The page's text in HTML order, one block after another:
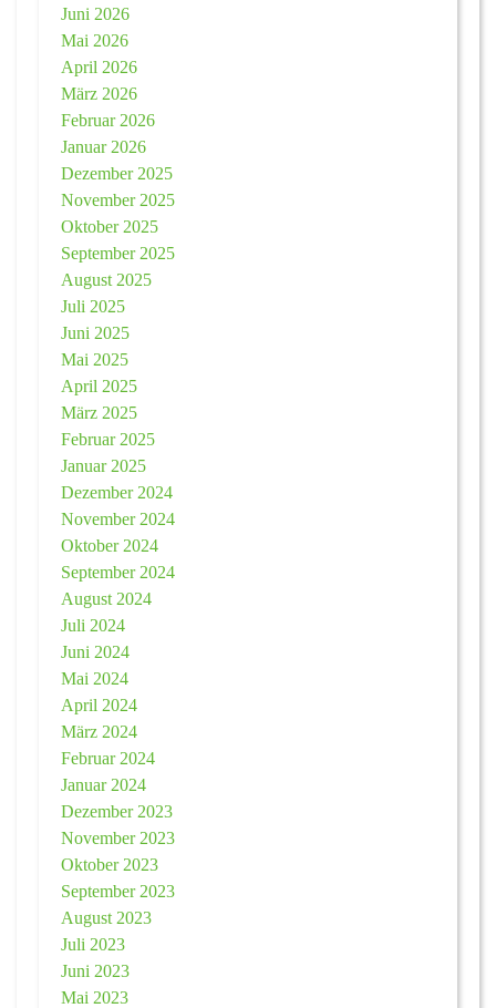
Juni 2026
Mai 2026
April 2026
März 2026
Februar 2026
Januar 2026
Dezember 2025
November 2025
Oktober 2025
September 2025
August 2025
Juli 2025
Juni 2025
Mai 2025
April 2025
März 2025
Februar 2025
Januar 2025
Dezember 2024
November 2024
Oktober 2024
September 2024
August 2024
Juli 2024
Juni 2024
Mai 2024
April 2024
März 2024
Februar 2024
Januar 2024
Dezember 2023
November 2023
Oktober 2023
September 2023
August 2023
Juli 2023
Juni 2023
Mai 2023